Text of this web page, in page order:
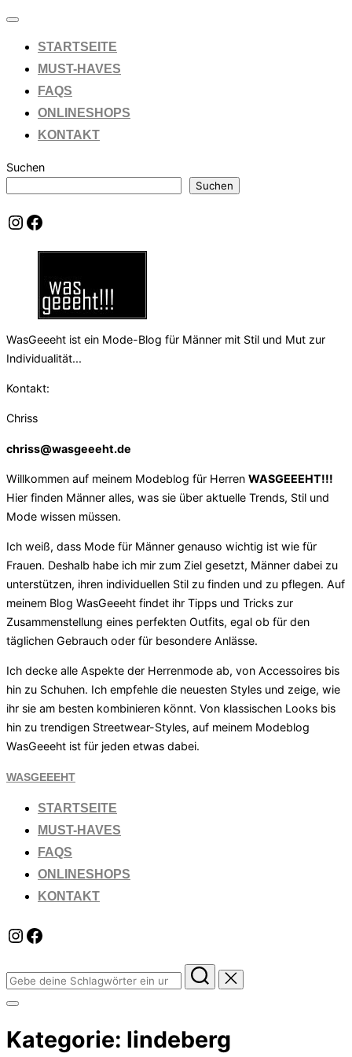
Navigation
STARTSEITE
MUST-HAVES
FAQS
ONLINESHOPS
KONTAKT
Suchen
Suchen
Instagram
Facebook
WasGeeeht ist ein Mode-Blog für Männer mit Stil und Mut zur
Individualität...
Kontakt:
Chriss
chriss@wasgeeeht.de
Willkommen auf meinem Modeblog für Herren WASGEEEHT!!!
Hier finden Männer alles, was sie über aktuelle Trends, Stil und
Mode wissen müssen.
Ich weiß, dass Mode für Männer genauso wichtig ist wie für
Frauen. Deshalb habe ich mir zum Ziel gesetzt, Männer dabei zu
unterstützen, ihren individuellen Stil zu finden und zu pflegen. Auf
meinem Blog WasGeeeht findet ihr Tipps und Tricks zur
Zusammenstellung eines perfekten Outfits, egal ob für den
täglichen Gebrauch oder für besondere Anlässe.
Ich decke alle Aspekte der Herrenmode ab, von Accessoires bis
hin zu Schuhen. Ich empfehle die neuesten Styles und zeige, wie
ihr sie am besten kombinieren könnt. Von klassischen Looks bis
hin zu trendigen Streetwear-Styles, auf meinem Modeblog
WasGeeeht ist für jeden etwas dabei.
Zum
springen
WASGEEEHT
STARTSEITE
MUST-HAVES
FAQS
ONLINESHOPS
KONTAKT
Instagram
Facebook
Suchen
nach:
Seitenleiste
Navigation
umschalten
Kategorie: lindeberg